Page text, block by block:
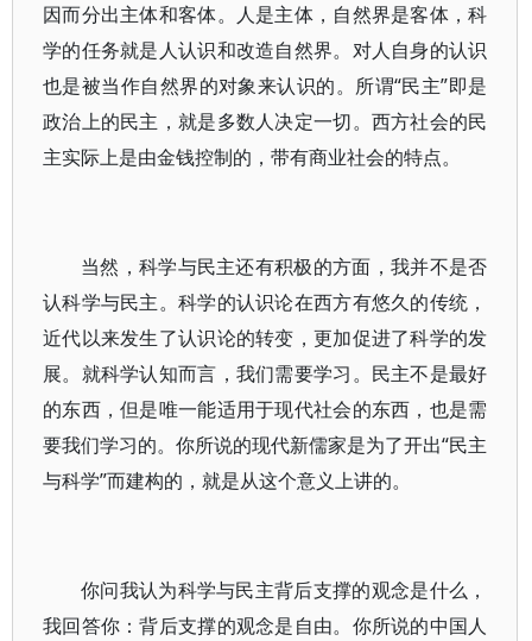
因而分出主体和客体。人是主体，自然界是客体，科
学的任务就是人认识和改造自然界。对人自身的认识
也是被当作自然界的对象来认识的。所谓“民主”即是
政治上的民主，就是多数人决定一切。西方社会的民
主实际上是由金钱控制的，带有商业社会的特点。
当然，科学与民主还有积极的方面，我并不是否
认科学与民主。科学的认识论在西方有悠久的传统，
近代以来发生了认识论的转变，更加促进了科学的发
展。就科学认知而言，我们需要学习。民主不是最好
的东西，但是唯一能适用于现代社会的东西，也是需
要我们学习的。你所说的现代新儒家是为了开出“民主
与科学”而建构的，就是从这个意义上讲的。
你问我认为科学与民主背后支撑的观念是什么，
我回答你：背后支撑的观念是自由。你所说的中国人